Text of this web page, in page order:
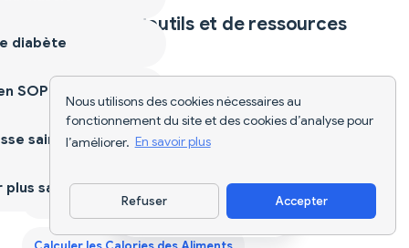
Nous utilisons des cookies nécessaires au
fonctionnement du site et des cookies d’analyse pour
l’améliorer. En savoir plus
Refuser Accepter
Explore plus d'outils et de ressources
nutritionnelles
AI Food Tracker Application de Régime
Best Weight Loss Pills
Télécharger l'appli
diabète
SOPK
saine
sain